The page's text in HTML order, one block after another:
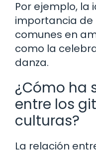
Por ejemplo, la
importancia de
comunes en
como la
danza.
¿Cómo ha
entre los
culturas?
La relación